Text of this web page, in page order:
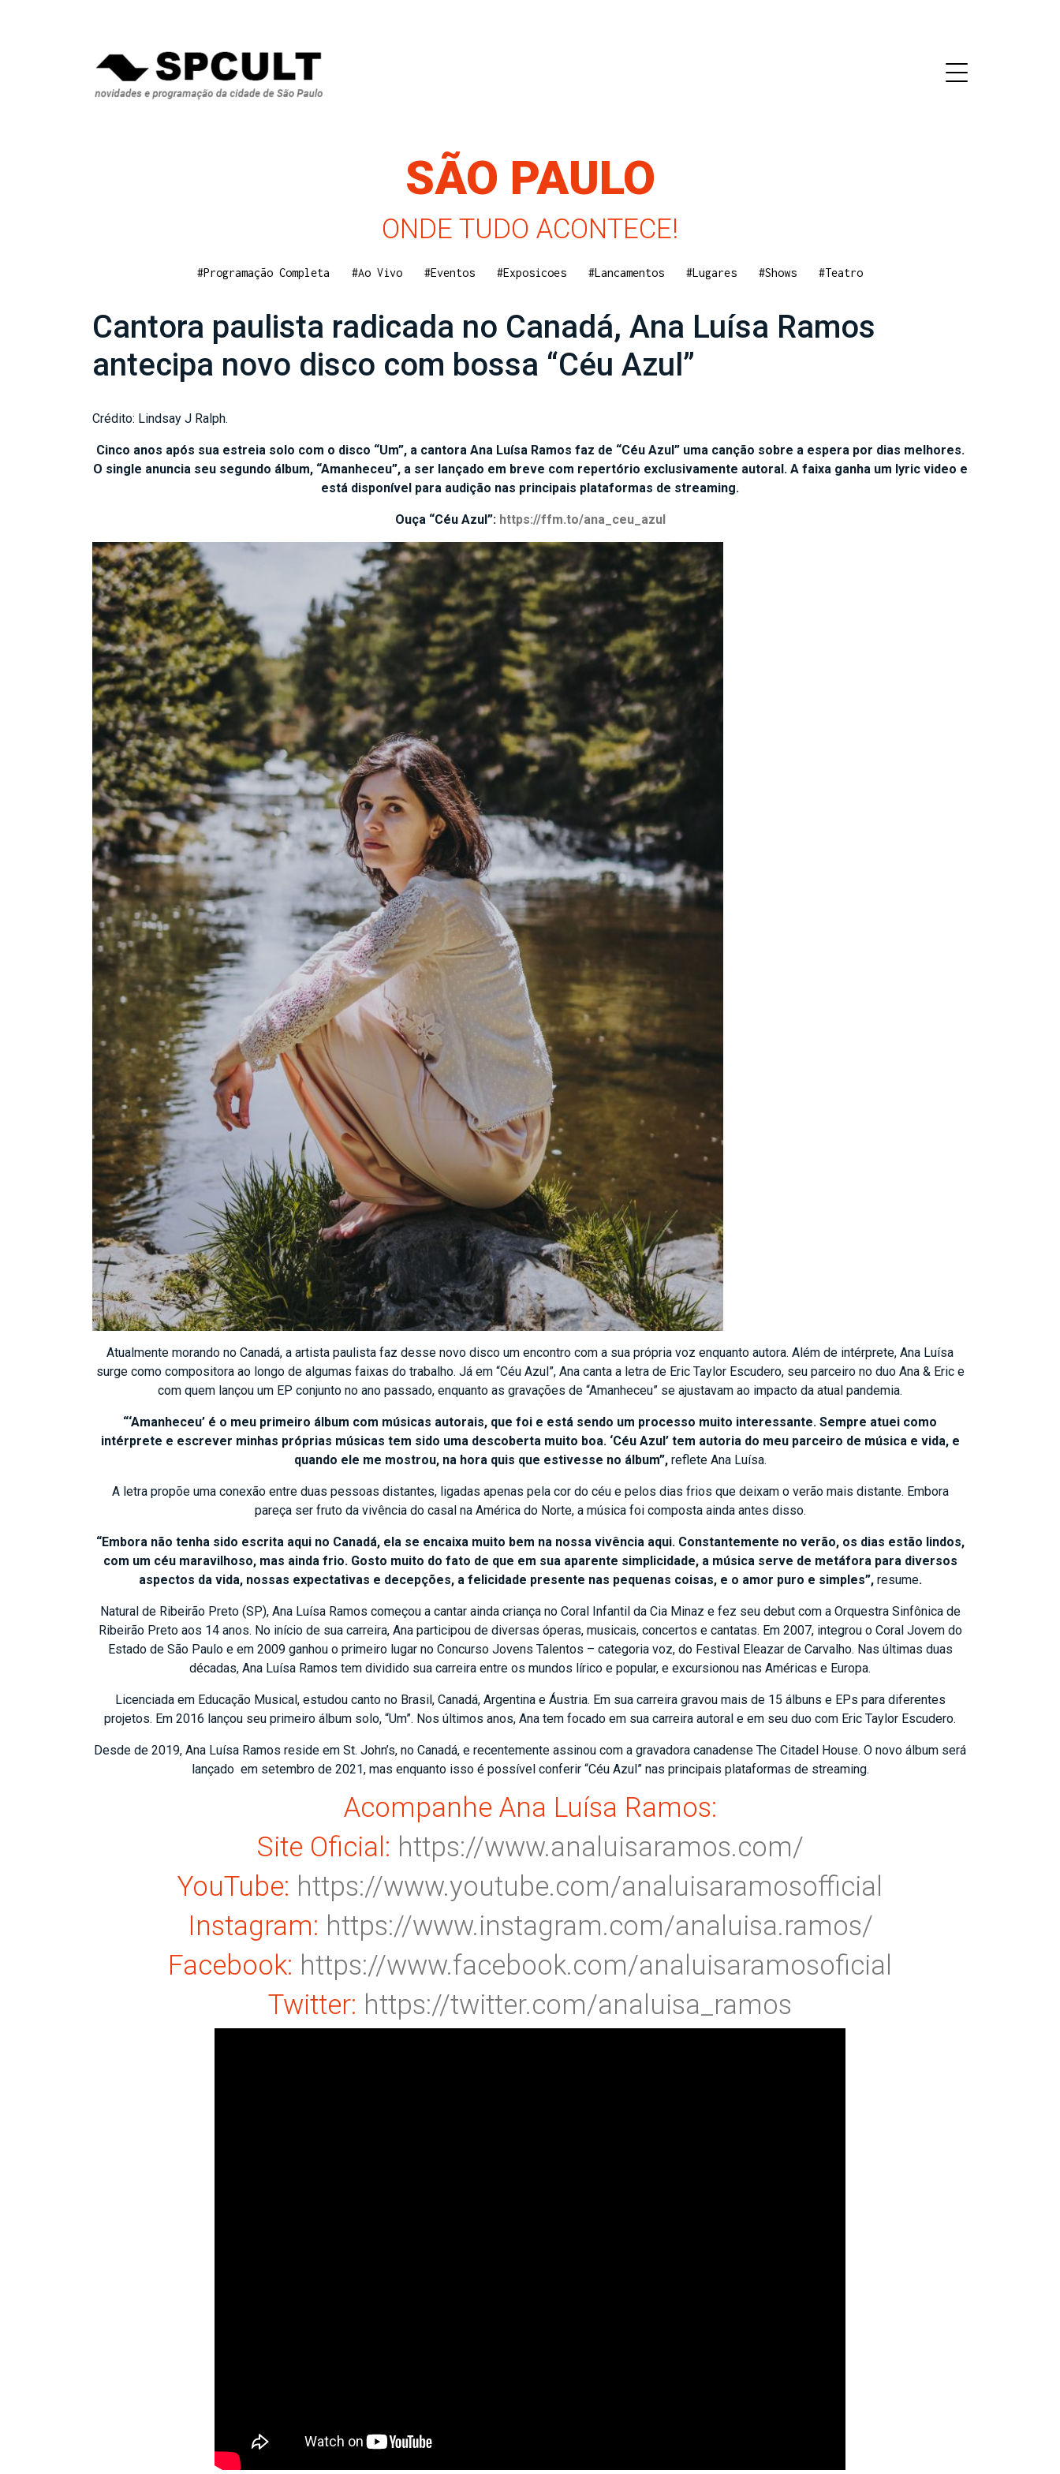
SÃO PAULO
ONDE TUDO ACONTECE!
#Programação Completa #Ao Vivo #Eventos #Exposicoes #Lancamentos #Lugares #Shows #Teatro
Cantora paulista radicada no Canadá, Ana Luísa Ramos
antecipa novo disco com bossa “Céu Azul”
Crédito: Lindsay J Ralph.
Cinco anos após sua estreia solo com o disco “Um”, a cantora Ana Luísa Ramos faz de “Céu Azul” uma canção sobre a espera por dias melhores.
O single anuncia seu segundo álbum, “Amanheceu”, a ser lançado em breve com repertório exclusivamente autoral. A faixa ganha um lyric video e
está disponível para audição nas principais plataformas de streaming.
Ouça “Céu Azul”: https://ffm.to/ana_ceu_azul
Atualmente morando no Canadá, a artista paulista faz desse novo disco um encontro com a sua própria voz enquanto autora. Além de intérprete, Ana Luísa
surge como compositora ao longo de algumas faixas do trabalho. Já em “Céu Azul”, Ana canta a letra de Eric Taylor Escudero, seu parceiro no duo Ana & Eric e
com quem lançou um EP conjunto no ano passado, enquanto as gravações de “Amanheceu” se ajustavam ao impacto da atual pandemia.
“‘Amanheceu’ é o meu primeiro álbum com músicas autorais, que foi e está sendo um processo muito interessante. Sempre atuei como
intérprete e escrever minhas próprias músicas tem sido uma descoberta muito boa. ‘Céu Azul’ tem autoria do meu parceiro de música e vida, e
quando ele me mostrou, na hora quis que estivesse no álbum”,reflete Ana Luísa.
A letra propõe uma conexão entre duas pessoas distantes, ligadas apenas pela cor do céu e pelos dias frios que deixam o verão mais distante. Embora
pareça ser fruto da vivência do casal na América do Norte, a música foi composta ainda antes disso.
“Embora não tenha sido escrita aqui no Canadá, ela se encaixa muito bem na nossa vivência aqui. Constantemente no verão, os dias estão lindos,
com um céu maravilhoso, mas ainda frio. Gosto muito do fato de que em sua aparente simplicidade, a música serve de metáfora para diversos
aspectos da vida, nossas expectativas e decepções, a felicidade presente nas pequenas coisas, e o amor puro e simples”, resume.
Natural de Ribeirão Preto (SP), Ana Luísa Ramos começou a cantar ainda criança no Coral Infantil da Cia Minaz e fez seu debut com a Orquestra Sinfônica de
Ribeirão Preto aos 14 anos. No início de sua carreira, Ana participou de diversas óperas, musicais, concertos e cantatas. Em 2007, integrou o Coral Jovem do
Estado de São Paulo e em 2009 ganhou o primeiro lugar no Concurso Jovens Talentos – categoria voz, do Festival Eleazar de Carvalho. Nas últimas duas
décadas, Ana Luísa Ramos tem dividido sua carreira entre os mundos lírico e popular, e excursionou nas Américas e Europa.
Licenciada em Educação Musical, estudou canto no Brasil, Canadá, Argentina e Áustria. Em sua carreira gravou mais de 15 álbuns e EPs para diferentes
projetos. Em 2016 lançou seu primeiro álbum solo, “Um”. Nos últimos anos, Ana tem focado em sua carreira autoral e em seu duo com Eric Taylor Escudero.
Desde de 2019, Ana Luísa Ramos reside em St. John’s, no Canadá, e recentemente assinou com a gravadora canadense The Citadel House. O novo álbum será
lançado em setembro de 2021, mas enquanto isso é possível conferir “Céu Azul” nas principais plataformas de streaming.
Acompanhe Ana Luísa Ramos:
Site Oficial: https://www.analuisaramos.com/
YouTube: https://www.youtube.com/analuisaramosofficial
Instagram: https://www.instagram.com/analuisa.ramos/
Facebook: https://www.facebook.com/analuisaramosoficial
Twitter: https://twitter.com/analuisa_ramos